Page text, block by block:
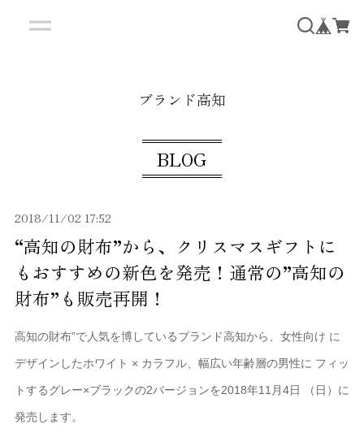
ブランド高知
BLOG
“高知の財布”から、クリスマスギフトに
もおすすめの新色を発売！通常の”高知の
財布”も販売再開！
2018/11/02 17:52
高知の財布”で人気を博しているブランド高知から、女性向け に
デザインしたホワイト × カラフル、幅広い年齢層の男性に フィッ
トするグレー×ブラックの2バージョンを2018年11月4日 （日）に
発売します。